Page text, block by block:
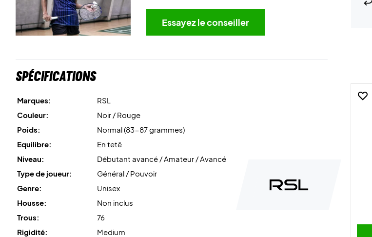
Essayez le conseiller
Spécifications
Marques:
RSL
Couleur:
Noir / Rouge
Poids:
Normal (83-87 grammes)
Equilibre:
En tetê
Niveau:
Débutant avancé / Amateur / Avancé
Type de joueur:
Général / Pouvoir
Genre:
Unisex
Housse:
Non inclus
Trous:
76
Rigidité:
Medium